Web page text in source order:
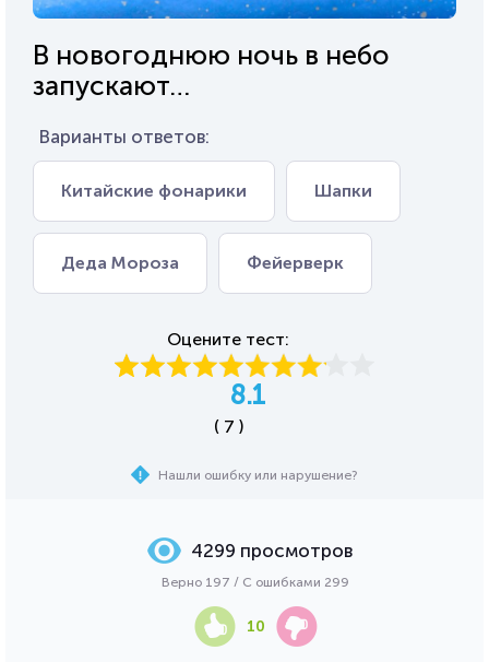
В новогоднюю ночь в небо
запускают…
Варианты ответов:
Китайские фонарики Шапки
Деда Мороза Фейерверк
Оцените тест:
8.1
( 7 )
Нашли ошибку или нарушение?
4299 просмотров
Верно 197 / С ошибками 299
10